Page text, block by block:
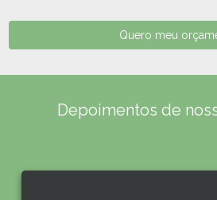
Quero meu
Depoimentos de